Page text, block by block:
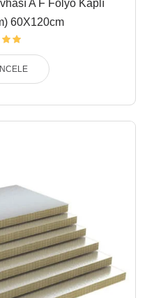
A F Folyo Kaplı
60X120cm